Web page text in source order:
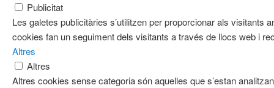
Publicitat
Les galetes publicitàries s’utilitzen per proporcionar als
cookies fan un seguiment dels visitants a través de llocs web i
Altres
Altres
Altres cookies sense categoria són aquelles que s’estan